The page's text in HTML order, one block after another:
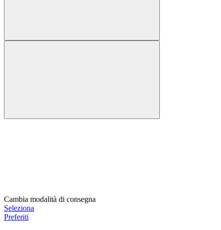
Cambia modalità di consegna
Seleziona
Preferiti